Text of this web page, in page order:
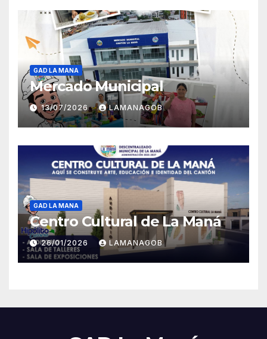
GAD LA MANA
Mercado Municipal
13/07/2026 LAMANAGOB
GAD LA MANA
Centro Cultural de La Maná
26/01/2026 LAMANAGOB